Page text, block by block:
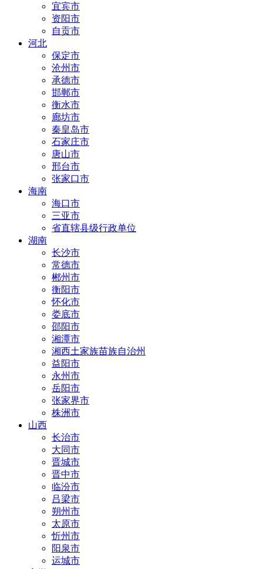
宜宾市
资阳市
自贡市
河北
保定市
沧州市
承德市
邯郸市
衡水市
廊坊市
秦皇岛市
石家庄市
唐山市
邢台市
张家口市
海南
海口市
三亚市
省直辖县级行政单位
湖南
长沙市
常德市
郴州市
衡阳市
怀化市
娄底市
邵阳市
湘潭市
湘西土家族苗族自治州
益阳市
永州市
岳阳市
张家界市
株洲市
山西
长治市
大同市
晋城市
晋中市
临汾市
吕梁市
朔州市
太原市
忻州市
阳泉市
运城市